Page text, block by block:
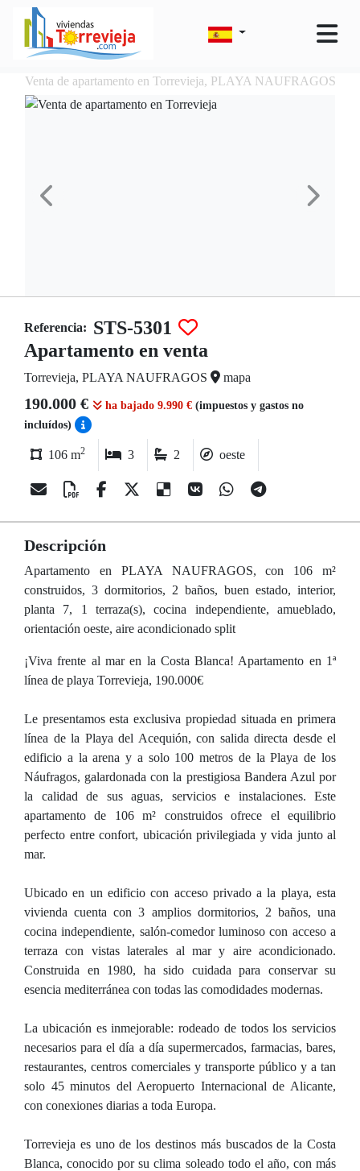
Venta de apartamento en Torrevieja, PLAYA NAUFRAGOS
Referencia: STS-5301
Apartamento en venta
Torrevieja, PLAYA NAUFRAGOS mapa
190.000 € ha bajado 9.990 € (impuestos y gastos no
incluídos)
106 m2 3 2 oeste
Descripción
Apartamento en PLAYA NAUFRAGOS, con 106 m²
construidos, 3 dormitorios, 2 baños, buen estado, interior,
planta 7, 1 terraza(s), cocina independiente, amueblado,
orientación oeste, aire acondicionado split
¡Viva frente al mar en la Costa Blanca! Apartamento en 1ª
línea de playa Torrevieja, 190.000€
Le presentamos esta exclusiva propiedad situada en primera
línea de la Playa del Acequión, con salida directa desde el
edificio a la arena y a solo 100 metros de la Playa de los
Náufragos, galardonada con la prestigiosa Bandera Azul por
la calidad de sus aguas, servicios e instalaciones. Este
apartamento de 106 m² construidos ofrece el equilibrio
perfecto entre confort, ubicación privilegiada y vida junto al
mar.
Ubicado en un edificio con acceso privado a la playa, esta
vivienda cuenta con 3 amplios dormitorios, 2 baños, una
cocina independiente, salón-comedor luminoso con acceso a
terraza con vistas laterales al mar y aire acondicionado.
Construida en 1980, ha sido cuidada para conservar su
esencia mediterránea con todas las comodidades modernas.
La ubicación es inmejorable: rodeado de todos los servicios
necesarios para el día a día supermercados, farmacias, bares,
restaurantes, centros comerciales y transporte público y a tan
solo 45 minutos del Aeropuerto Internacional de Alicante,
con conexiones diarias a toda Europa.
Torrevieja es uno de los destinos más buscados de la Costa
Blanca, conocido por su clima soleado todo el año, con más